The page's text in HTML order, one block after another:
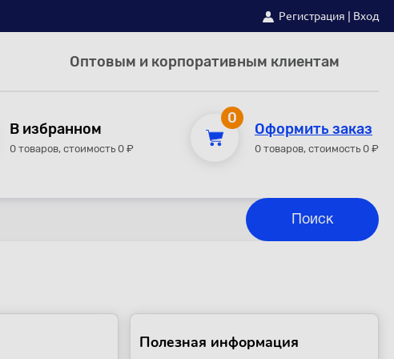
Регистрация Вход
Оптовым и корпоративным клиентам
В избранном
0 товаров, стоимость 0 ₽
0
Оформить заказ
0 товаров, стоимость 0 ₽
Полезная информация